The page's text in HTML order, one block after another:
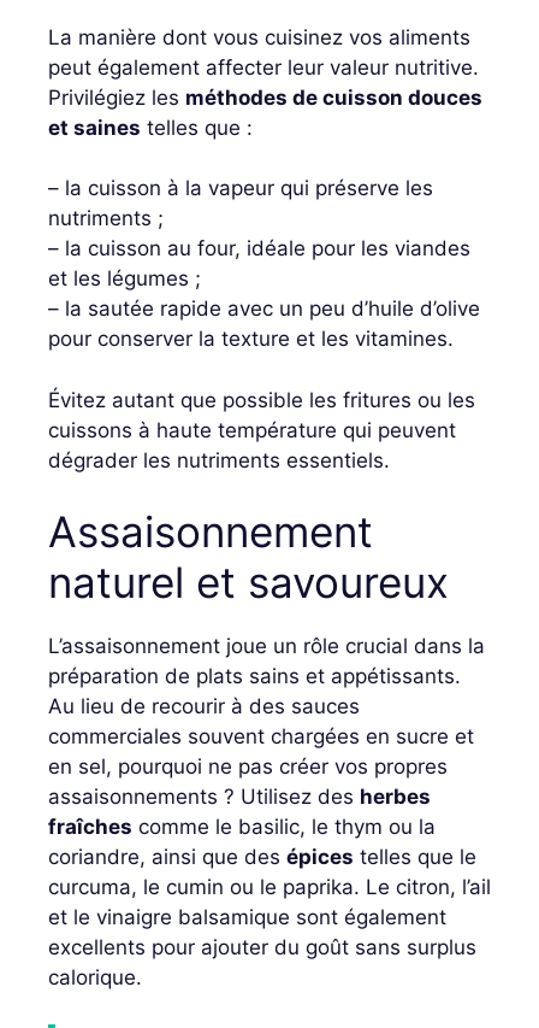
La manière dont vous cuisinez vos aliments
peut également affecter leur valeur nutritive.
Privilégiez les méthodes de cuisson douces
et saines telles que :
– la cuisson à la vapeur qui préserve les
nutriments ;
– la cuisson au four, idéale pour les viandes
et les légumes ;
– la sautée rapide avec un peu d’huile d’olive
pour conserver la texture et les vitamines.
Évitez autant que possible les fritures ou les
cuissons à haute température qui peuvent
dégrader les nutriments essentiels.
Assaisonnement
naturel et savoureux
L’assaisonnement joue un rôle crucial dans la
préparation de plats sains et appétissants.
Au lieu de recourir à des sauces
commerciales souvent chargées en sucre et
en sel, pourquoi ne pas créer vos propres
assaisonnements ? Utilisez des herbes
fraîches comme le basilic, le thym ou la
coriandre, ainsi que des épices telles que le
curcuma, le cumin ou le paprika. Le citron, l’ail
et le vinaigre balsamique sont également
excellents pour ajouter du goût sans surplus
calorique.